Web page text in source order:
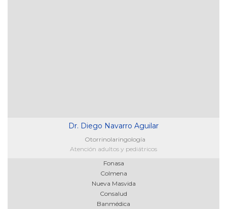
Dr. Diego Navarro Aguilar
Otorrinolaringología
Atención adultos y pediátricos
Fonasa
Colmena
Nueva Masvida
Consalud
Banmédica